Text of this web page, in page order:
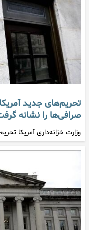
تحریم‌های جدید آمریکا
صرافی‌ها را نشانه
وزارت خزانه‌داری آمریکا